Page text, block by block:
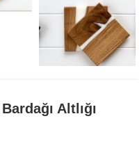
Altlığı